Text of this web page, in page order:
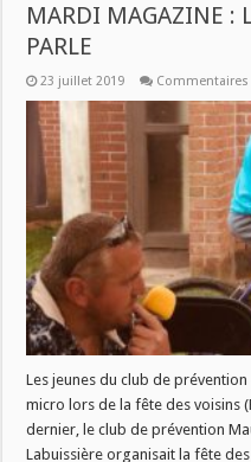
MARDI MAGAZINE :
PARLE
23 juillet 2019 Commentaires
Les jeunes du club de
micro lors de la fête des voisins
dernier, le club de prévention
Labuissière organisait la fête